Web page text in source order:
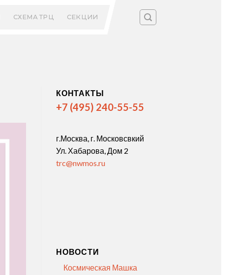
СХЕМА ТРЦ СЕКЦИИ
КОНТАКТЫ
+7 (495) 240-55-55
г.Москва, г. Московсвкий
Ул. Хабарова, Дом 2
trc@nwmos.ru
НОВОСТИ
Космическая Машка